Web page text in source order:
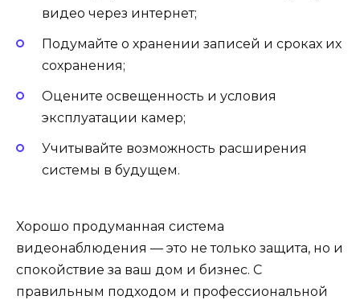
видео через интернет;
Подумайте о хранении записей и сроках их
сохранения;
Оцените освещенность и условия
эксплуатации камер;
Учитывайте возможность расширения
системы в будущем.
Хорошо продуманная система
видеонаблюдения — это не только защита, но и
спокойствие за ваш дом и бизнес. С
правильным подходом и профессиональной